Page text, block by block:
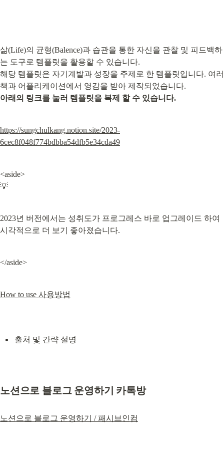
삶(Life)의 균형(Balence)과 습관을 통한 자신을 관찰 및 피드백하
는 도구로 템플릿을 활용할 수 있습니다.
해당 템플릿은 자기계발과 성장을 주제로 한 템플릿입니다. 여러
아래의 링크를 눌러 템플릿을 복제 할 수 있습니다.
https://sungchulkang.notion.site/2023-
6cec8f048f774bdbba54dfb5e34cda49
<aside>
💡
2023년 버전에서는 성취도가 프로그레스 바로 업그레이드 하여
시각적으로 더 보기 좋아졌습니다.
</aside>
How to use 사용방법
출처 및 간략 설명
노션으로 블로그 운영하기 카톡방
노션으로 블로그 운영하기 / 패시브인컴